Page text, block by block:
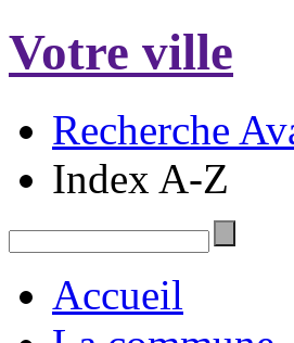
Votre ville
Recherche
Index A-Z
Accueil